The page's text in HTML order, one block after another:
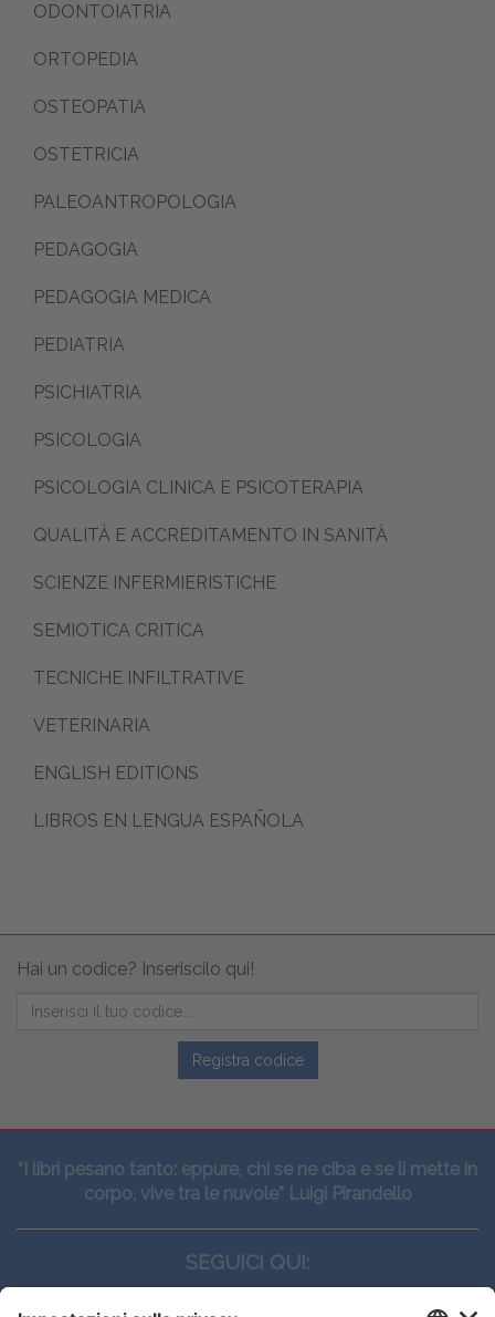
ODONTOIATRIA
ORTOPEDIA
OSTEOPATIA
OSTETRICIA
PALEOANTROPOLOGIA
PEDAGOGIA
PEDAGOGIA MEDICA
PEDIATRIA
PSICHIATRIA
PSICOLOGIA
PSICOLOGIA CLINICA E PSICOTERAPIA
QUALITÀ E ACCREDITAMENTO IN SANITÀ
SCIENZE INFERMIERISTICHE
SEMIOTICA CRITICA
TECNICHE INFILTRATIVE
VETERINARIA
ENGLISH EDITIONS
LIBROS EN LENGUA ESPAÑOLA
Hai un codice? Inseriscilo qui!
Registra codice
“I libri pesano tanto: eppure, chi se ne ciba e se li mette in
corpo, vive tra le nuvole” Luigi Pirandello
SEGUICI QUI: